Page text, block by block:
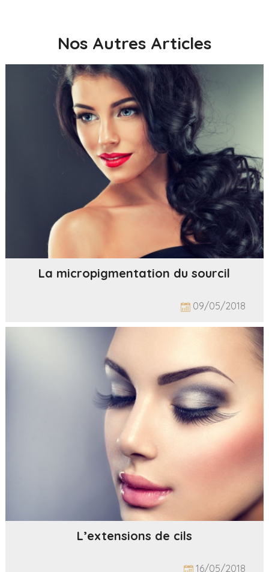
Nos Autres Articles
La micropigmentation du sourcil
09/05/2018
L’extensions de cils
16/05/2018